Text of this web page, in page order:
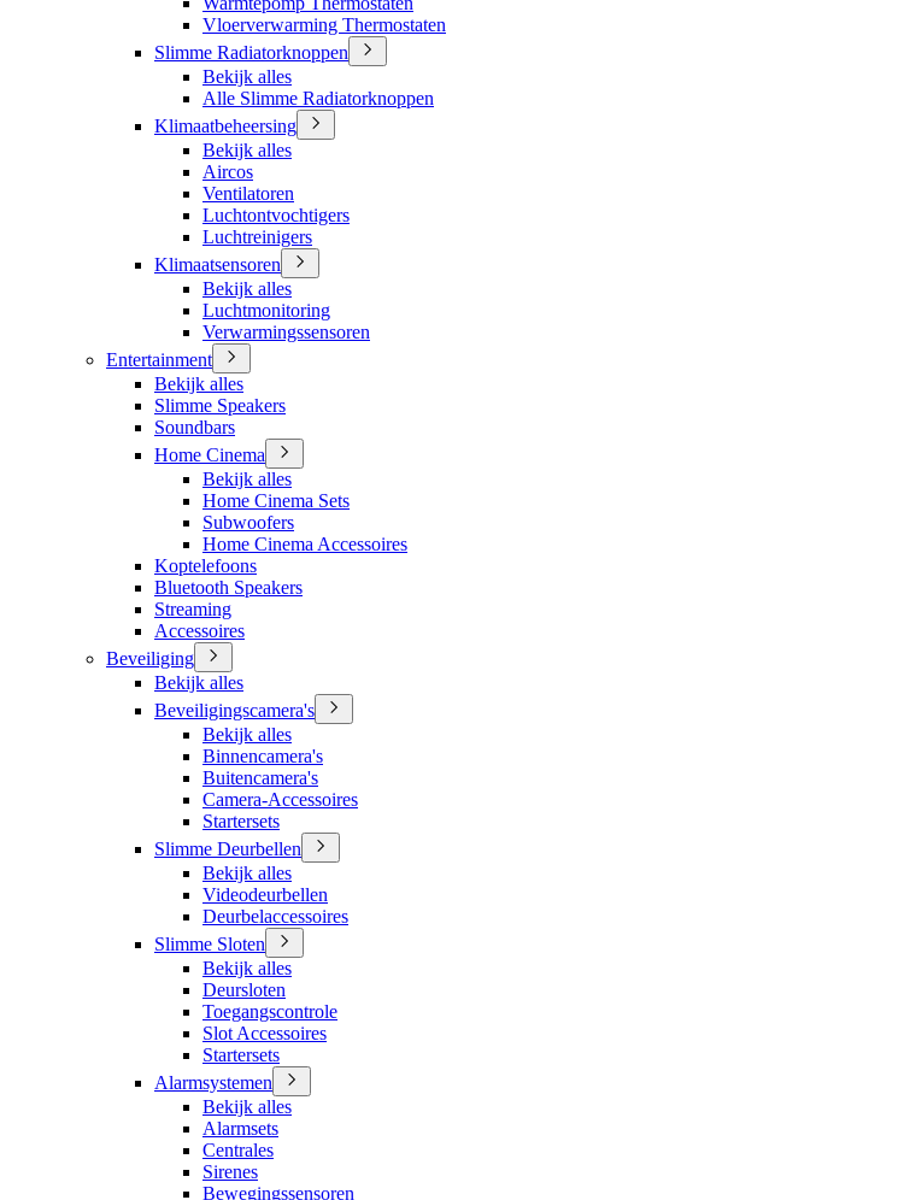
Vloerverwarming Thermostaten
Slimme Radiatorknoppen
Bekijk alles
Alle Slimme Radiatorknoppen
Klimaatbeheersing
Bekijk alles
Aircos
Ventilatoren
Luchtontvochtigers
Luchtreinigers
Klimaatsensoren
Bekijk alles
Luchtmonitoring
Verwarmingssensoren
Entertainment
Bekijk alles
Slimme Speakers
Soundbars
Home Cinema
Bekijk alles
Home Cinema Sets
Subwoofers
Home Cinema Accessoires
Koptelefoons
Bluetooth Speakers
Streaming
Accessoires
Beveiliging
Bekijk alles
Beveiligingscamera's
Bekijk alles
Binnencamera's
Buitencamera's
Camera-Accessoires
Startersets
Slimme Deurbellen
Bekijk alles
Videodeurbellen
Deurbelaccessoires
Slimme Sloten
Bekijk alles
Deursloten
Toegangscontrole
Slot Accessoires
Startersets
Alarmsystemen
Bekijk alles
Alarmsets
Centrales
Sirenes
Bewegingssensoren